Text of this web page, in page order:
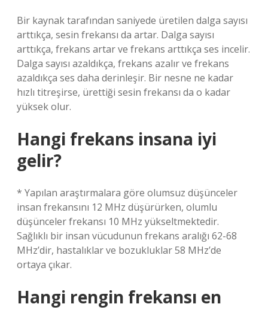
Bir kaynak tarafından saniyede üretilen dalga sayısı
arttıkça, sesin frekansı da artar. Dalga sayısı
arttıkça, frekans artar ve frekans arttıkça ses incelir.
Dalga sayısı azaldıkça, frekans azalır ve frekans
azaldıkça ses daha derinleşir. Bir nesne ne kadar
hızlı titreşirse, ürettiği sesin frekansı da o kadar
yüksek olur.
Hangi frekans insana iyi
gelir?
* Yapılan araştırmalara göre olumsuz düşünceler
insan frekansını 12 MHz düşürürken, olumlu
düşünceler frekansı 10 MHz yükseltmektedir.
Sağlıklı bir insan vücudunun frekans aralığı 62-68
MHz’dir, hastalıklar ve bozukluklar 58 MHz’de
ortaya çıkar.
Hangi rengin frekansı en